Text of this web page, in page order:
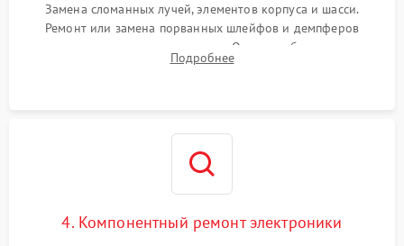
Замена сломанных лучей, элементов корпуса и шасси.
Ремонт или замена порванных шлейфов и демпферов
трехосевого подвеса камеры. Очистка объектива,
восстановление механизма фокусировки. Установка новых
Подробнее
4. Компонентный ремонт электроники